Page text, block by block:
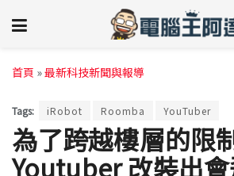
首頁 »最新科技新聞與報導
Tags: iRobot Roomba YouTuber
為了跨越樓層的限
Youtuber 改裝出